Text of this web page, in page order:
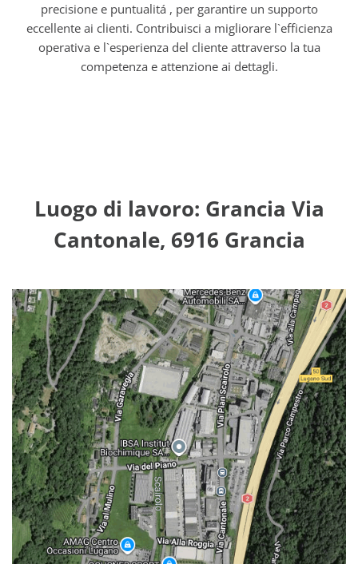
precisione e puntualitá , per garantire un supporto
eccellente ai clienti. Contribuisci a migliorare l`efficienza
operativa e l`esperienza del cliente attraverso la tua
competenza e attenzione ai dettagli.
Luogo di lavoro: Grancia Via
Cantonale, 6916 Grancia